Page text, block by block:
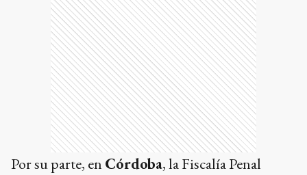
Por su parte, en Córdoba, la Fiscalía Penal